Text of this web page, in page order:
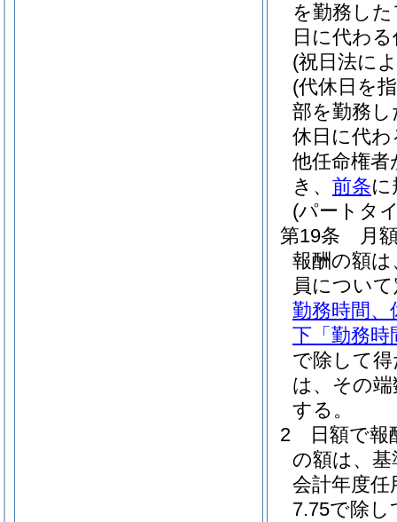
を勤務し
日に代わ
(祝日法に
(代休日を
部を勤務
休日に代わ
他任命権
き、 前条に
(パートタ
第19条
月
報酬の額
員につい
勤務時間、
下「勤務時
で除して
は、その
する。
2
日額で
の額は、
会計年度
7.75で除